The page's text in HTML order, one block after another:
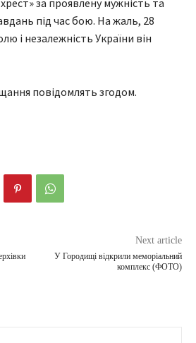
за проявлену мужність та
під час бою. На жаль, 28
і незалежність України він
повідомлять згодом.
Next article
У Городищі відкрили меморіальний
комплекс (ФОТО)